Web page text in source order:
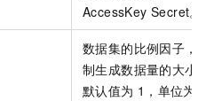
AccessKey Secret。
数据集的比例因子，
制生成数据量的大小
默认值为 1，单位为